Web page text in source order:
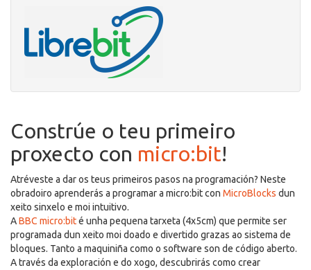
Constrúe o teu primeiro
proxecto con micro:bit!
Atréveste a dar os teus primeiros pasos na programación? Neste
obradoiro aprenderás a programar a micro:bit con MicroBlocks dun
xeito sinxelo e moi intuitivo.
ABBC micro:bité unha pequena tarxeta (4x5cm) que permite ser
programada dun xeito moi doado e divertido grazas ao sistema de
bloques. Tanto a maquiniña como o software son de código aberto.
A través da exploración e do xogo, descubrirás como crear